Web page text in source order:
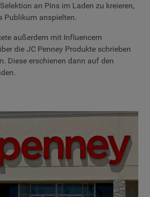
an Pins im Laden zu kreieren,
Publikum anspielten.
außerdem mit Influencern
die JC Penney Produkte schrieben
Diese erschienen dann auf den